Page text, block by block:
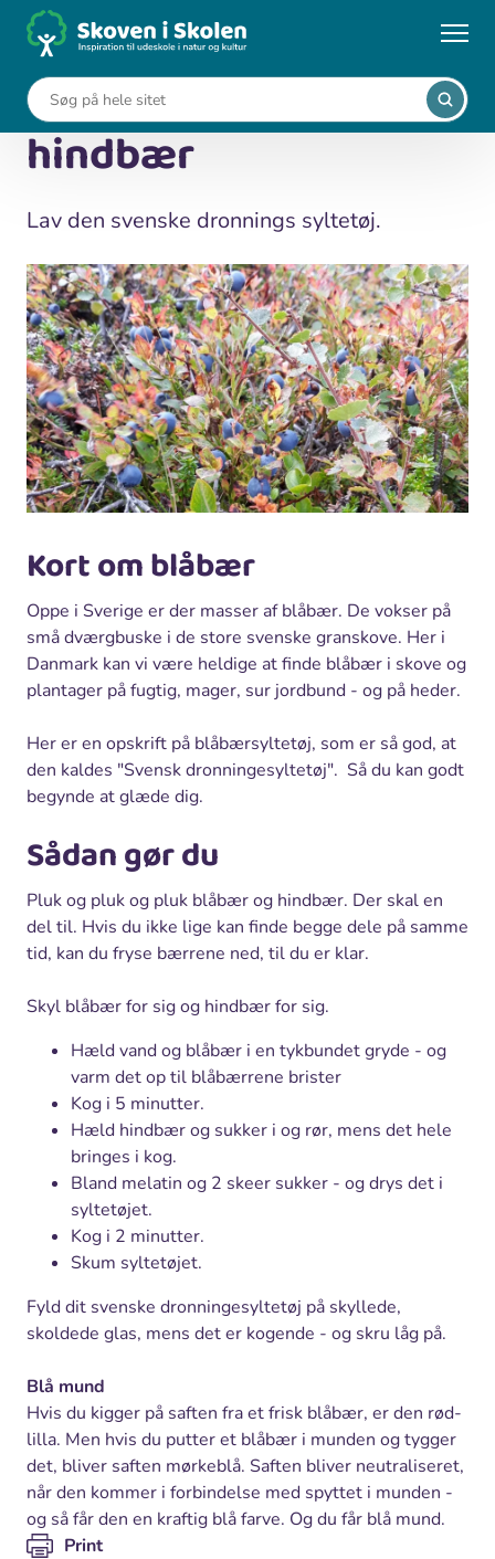
... Vild mad Blåbærsyltetøj med hindbær
Blåbærsyltetøj med
hindbær
Lav den svenske dronnings syltetøj.
Kort om blåbær
Oppe i Sverige er der masser af blåbær. De vokser på
små dværgbuske i de store svenske granskove. Her i
Danmark kan vi være heldige at finde blåbær i skove og
plantager på fugtig, mager, sur jordbund - og på heder.
Her er en opskrift på blåbærsyltetøj, som er så god, at
den kaldes "Svensk dronningesyltetøj". Så du kan godt
begynde at glæde dig.
Sådan gør du
Pluk og pluk og pluk blåbær og hindbær. Der skal en
del til. Hvis du ikke lige kan finde begge dele på samme
tid, kan du fryse bærrene ned, til du er klar.
Skyl blåbær for sig og hindbær for sig.
Hæld vand og blåbær i en tykbundet gryde - og
varm det op til blåbærrene brister
Kog i 5 minutter.
Hæld hindbær og sukker i og rør, mens det hele
bringes i kog.
Bland melatin og 2 skeer sukker - og drys det i
syltetøjet.
Kog i 2 minutter.
Skum syltetøjet.
Fyld dit svenske dronningesyltetøj på skyllede,
skoldede glas, mens det er kogende - og skru låg på.
Blå mund
Hvis du kigger på saften fra et frisk blåbær, er den rød-
lilla. Men hvis du putter et blåbær i munden og tygger
det, bliver saften mørkeblå. Saften bliver neutraliseret,
når den kommer i forbindelse med spyttet i munden -
og så får den en kraftig blå farve. Og du får blå mund.
Print